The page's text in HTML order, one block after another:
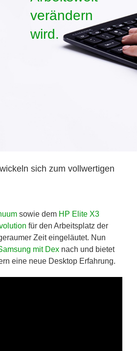
verändern
wird.
sich zum vollwertigen
sowie dem HP Elite X3
für den Arbeitsplatz der
Zeit eingeläutet. Nun
mit Dex nach und bietet
eine neue Desktop Erfahrung.